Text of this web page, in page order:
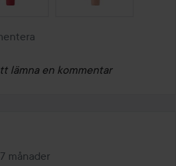
lämna en kommentar
Ambassador.
7 månader
Inlägget skapades 7 månader